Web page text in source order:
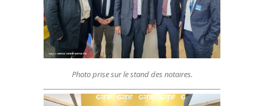
Photo prise sur le stand des notaires.